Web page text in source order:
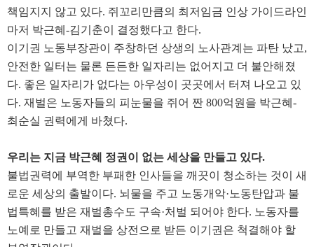
책임지지 않고 있다. 쥐꼬리만큼의 최저임금 인상 가이드라인
마저 박근혜 -김기춘이 결정했다고 한다.
이기권 노동부장관이 주창하던 상생의 노사관계는 파탄 났고,
안전한 일터는 물론 든든한 일자리는 없어지고 더 불안해졌
다. 좋은 일자리가 없다는 아우성이 곳곳에서 터져 나오고 있
다. 재벌은 노동자들의 피눈물을 쥐어 짠 800억원을 박근혜 -
최순실 권력에게 바쳤다.
우리는 지금 박근혜 정권이 없는 세상을 만들고 있다.
불법권력에 부역한 부패한 인사들을 깨끗이 청소하는 것이 새
로운 세상의 출발이다. 뇌물을 주고 노동개악· 노동탄압과 불
법특혜를 받은 재벌총수도 구속·처벌 되어야 한다. 노동자를
노예로 만들고 재벌을 상전으로 받든 이기권은 척결해야 할